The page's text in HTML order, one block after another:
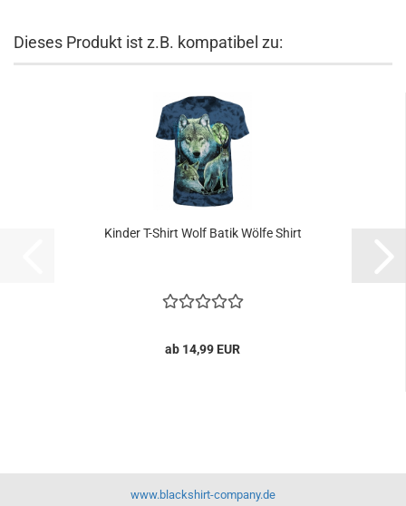
Dieses Produkt ist z.B. kompatibel zu:
Kinder T-Shirt Wolf Batik Wölfe Shirt
ab 14,99 EUR
www.blackshirt-company.de